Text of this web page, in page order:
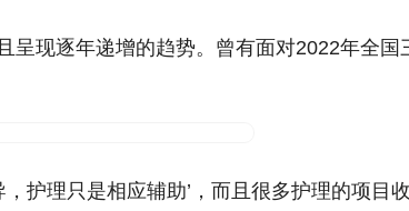
现逐年递增的趋势。曾有面对2022年全
护理只是相应辅助’，而且很多护理的项